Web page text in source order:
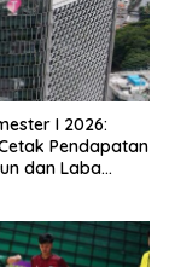
I 2026:
Pendapatan
dan Laba